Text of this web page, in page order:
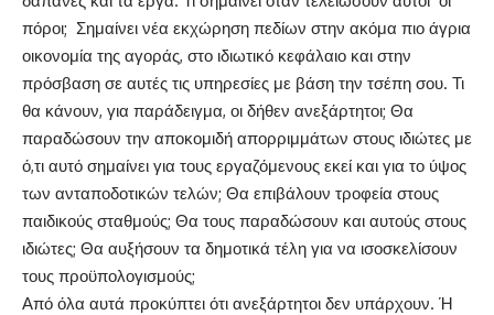
πόροι; Σημαίνει νέα εκχώρηση πεδίων στην ακόμα πιο άγρια
οικονομία της αγοράς, στο ιδιωτικό κεφάλαιο και στην
πρόσβαση σε αυτές τις υπηρεσίες με βάση την τσέπη σου. Τι
θα κάνουν, για παράδειγμα, οι δήθεν ανεξάρτητοι; Θα
παραδώσουν την αποκομιδή απορριμμάτων στους ιδιώτες με
ό,τι αυτό σημαίνει για τους εργαζόμενους εκεί και για το ύψος
των ανταποδοτικών τελών; Θα επιβάλουν τροφεία στους
παιδικούς σταθμούς; Θα τους παραδώσουν και αυτούς στους
ιδιώτες; Θα αυξήσουν τα δημοτικά τέλη για να ισοσκελίσουν
τους προϋπολογισμούς;
Από όλα αυτά προκύπτει ότι ανεξάρτητοι δεν υπάρχουν. Ή